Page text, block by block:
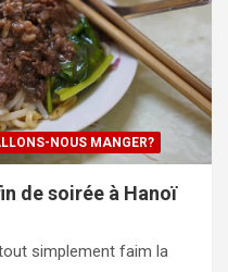
NOUS MANGER?
de soirée à Hanoï
simplement faim la